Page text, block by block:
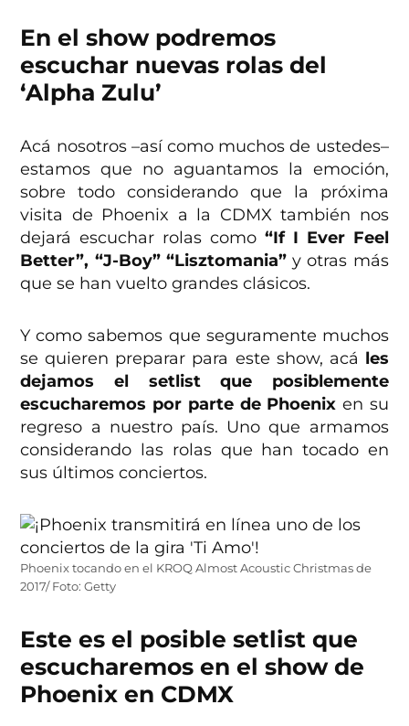
En el show podremos
escuchar nuevas rolas del
‘Alpha Zulu’
Acá nosotros –así como muchos de ustedes–
estamos que no aguantamos la emoción,
sobre todo considerando que la próxima
visita de Phoenix a la CDMX también nos
dejará escuchar rolas como “If I Ever Feel
Better”, “J-Boy” “Lisztomania”y otras más
que se han vuelto grandes clásicos.
Y como sabemos que seguramente muchos
se quieren preparar para este show, acá les
dejamos el setlist que posiblemente
escucharemos por parte de Phoenix en su
regreso a nuestro país. Uno que armamos
considerando las rolas que han tocado en
sus últimos conciertos.
Phoenix tocando en el KROQ Almost Acoustic Christmas de
2017/ Foto: Getty
Este es el posible setlist que
escucharemos en el show de
Phoenix en CDMX